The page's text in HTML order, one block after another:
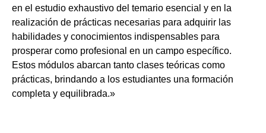
en el estudio exhaustivo del temario esencial y en la
realización de prácticas necesarias para adquirir las
habilidades y conocimientos indispensables para
prosperar como profesional en un campo específico.
Estos módulos abarcan tanto clases teóricas como
prácticas, brindando a los estudiantes una formación
completa y equilibrada.»